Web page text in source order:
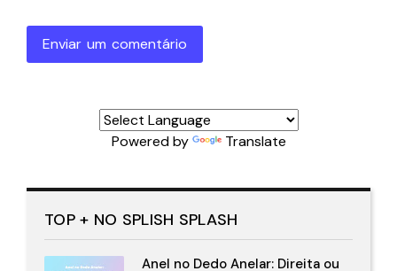
Enviar um comentário
Powered by Translate
TOP + NO SPLISH SPLASH
Anel no Dedo Anelar: Direita ou